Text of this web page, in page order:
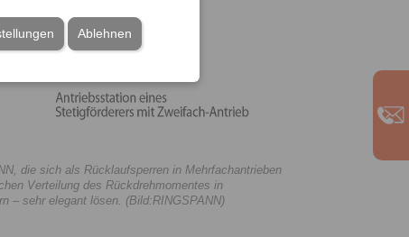
Ablehnen
die sich als Rücklaufsperren in Mehrfachantrieben
Verteilung des Rückdrehmomentes in
– sehr elegant lösen. (Bild:RINGSPANN)